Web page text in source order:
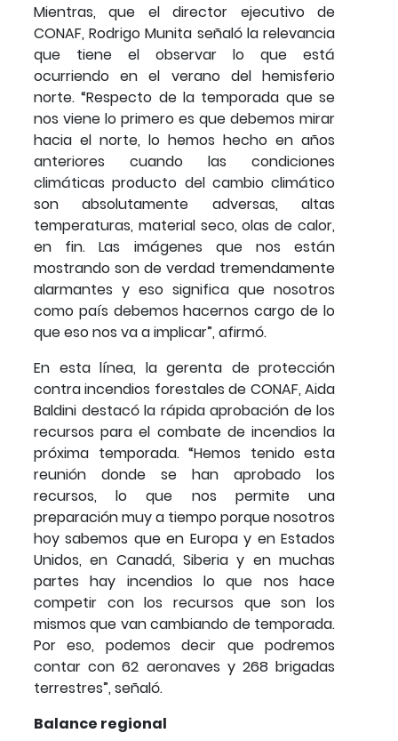
Mientras, que el director ejecutivo de
CONAF, Rodrigo Munita señaló la relevancia
que tiene el observar lo que está
ocurriendo en el verano del hemisferio
norte. “Respecto de la temporada que se
nos viene lo primero es que debemos mirar
hacia el norte, lo hemos hecho en años
anteriores cuando las condiciones
climáticas producto del cambio climático
son absolutamente adversas, altas
temperaturas, material seco, olas de calor,
en fin. Las imágenes que nos están
mostrando son de verdad tremendamente
alarmantes y eso significa que nosotros
como país debemos hacernos cargo de lo
que eso nos va a implicar”, afirmó.
En esta línea, la gerenta de protección
contra incendios forestales de CONAF, Aida
Baldini destacó la rápida aprobación de los
recursos para el combate de incendios la
próxima temporada. “Hemos tenido esta
reunión donde se han aprobado los
recursos, lo que nos permite una
preparación muy a tiempo porque nosotros
hoy sabemos que en Europa y en Estados
Unidos, en Canadá, Siberia y en muchas
partes hay incendios lo que nos hace
competir con los recursos que son los
mismos que van cambiando de temporada.
Por eso, podemos decir que podremos
contar con 62 aeronaves y 268 brigadas
terrestres”, señaló.
Balance regional